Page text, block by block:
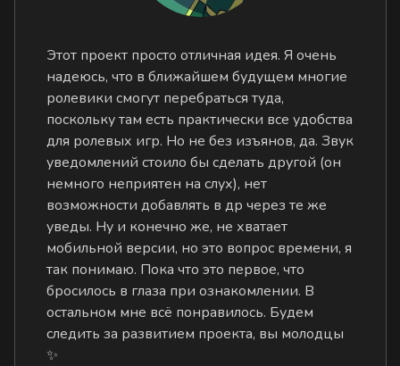
Этот проект просто отличная идея. Я очень
надеюсь, что в ближайшем будущем многие
ролевики смогут перебраться туда,
поскольку там есть практически все удобства
для ролевых игр. Но не без изъянов, да. Звук
уведомлений стоило бы сделать другой (он
немного неприятен на слух), нет
возможности добавлять в др через те же
уведы. Ну и конечно же, не хватает
мобильной версии, но это вопрос времени, я
так понимаю. Пока что это первое, что
бросилось в глаза при ознакомлении. В
остальном мне всё понравилось. Будем
следить за развитием проекта, вы молодцы
✨